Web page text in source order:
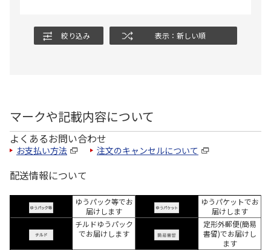
絞り込み 表示：新しい順
マークや記載内容について
よくあるお問い合わせ
お支払い方法 注文のキャンセルについて
配送情報について
ゆうパック等でお
届けします
ゆうパケットでお
届けします
チルドゆうパック
でお届けします
定形外郵便(簡易
書留)でお届けし
ます